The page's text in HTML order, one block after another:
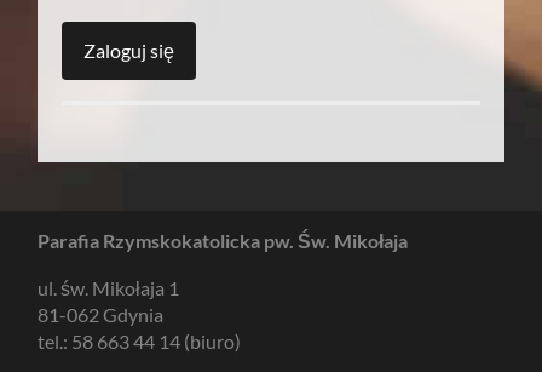
Parafia Rzymskokatolicka pw. Św. Mikołaja
ul. św. Mikołaja 1
81-062 Gdynia
tel.: 58 663 44 14 (biuro)